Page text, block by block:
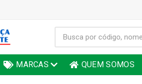
MARCAS QUEM SOMOS